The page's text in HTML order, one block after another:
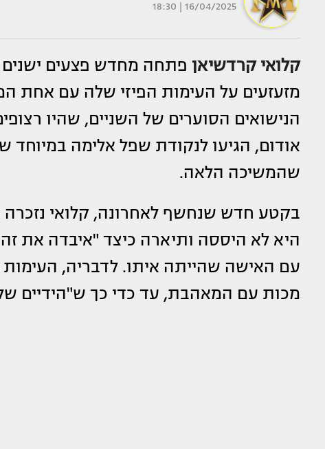
16/04/2025 | 18:30
קלואי קרדשיאן פתחה מחדש פצעים ישנים
מזעזעים על העימות הפיזי שלה עם
הנישואים הסוערים של השניים, שהיו
אודום, הגיעו לנקודת שפל אלימה במיוחד
שהמשיכה הלאה.
בקטע חדש שנחשף לאחרונה, קלואי נזכרה
היא לא היססה ותיארה כיצד "איבדה את
עם האישה שהייתה איתו. לדבריה,
מכות עם המאהבת, עד כדי כך ש"הידיים